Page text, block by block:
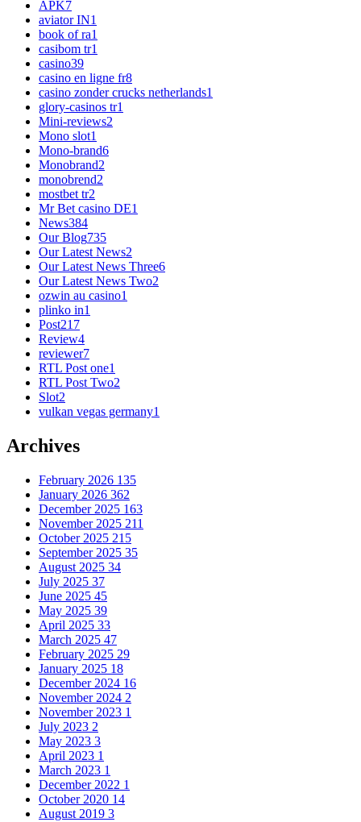
APK7
aviator IN1
book of ra1
casibom tr1
casino39
casino en ligne fr8
casino zonder crucks netherlands1
glory-casinos tr1
Mini-reviews2
Mono slot1
Mono-brand6
Monobrand2
monobrend2
mostbet tr2
Mr Bet casino DE1
News384
Our Blog735
Our Latest News2
Our Latest News Three6
Our Latest News Two2
ozwin au casino1
plinko in1
Post217
Review4
reviewer7
RTL Post one1
RTL Post Two2
Slot2
vulkan vegas germany1
Archives
February 2026 135
January 2026 362
December 2025 163
November 2025 211
October 2025 215
September 2025 35
August 2025 34
July 2025 37
June 2025 45
May 2025 39
April 2025 33
March 2025 47
February 2025 29
January 2025 18
December 2024 16
November 2024 2
November 2023 1
July 2023 2
May 2023 3
April 2023 1
March 2023 1
December 2022 1
October 2020 14
August 2019 3